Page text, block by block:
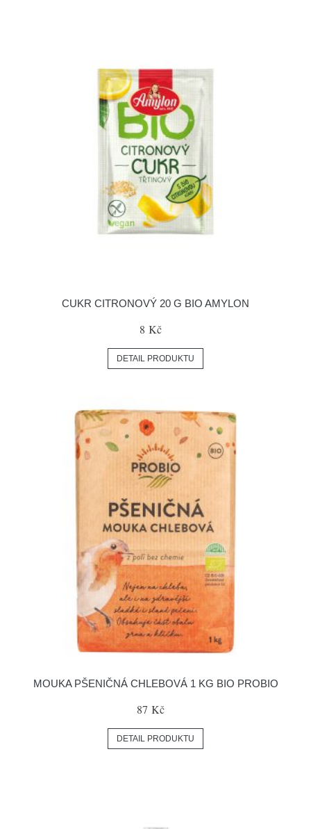
CUKR CITRONOVÝ 20 G BIO AMYLON
8 Kč
DETAIL PRODUKTU
MOUKA PŠENIČNÁ CHLEBOVÁ 1 KG BIO PROBIO
87 Kč
DETAIL PRODUKTU